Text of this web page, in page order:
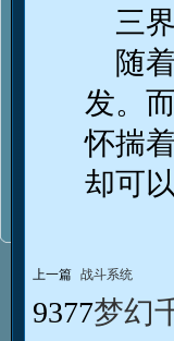
三
随
发。
怀揣
却可
上一篇 战斗系统
9377梦幻